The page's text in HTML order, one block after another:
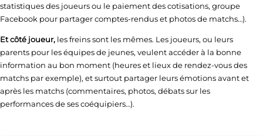
statistiques des joueurs ou le paiement des cotisations, groupe
Facebook pour partager comptes-rendus et photos de matchs…).
Et côté joueur, les freins sont les mêmes. Les joueurs, ou leurs
parents pour les équipes de jeunes, veulent accéder à la bonne
information au bon moment (heures et lieux de rendez-vous des
matchs par exemple), et surtout partager leurs émotions avant et
après les matchs (commentaires, photos, débats sur les
performances de ses coéquipiers…).